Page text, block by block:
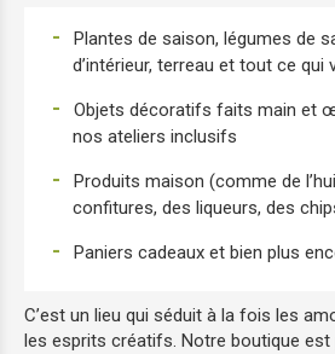
Plantes de saison, légumes de
d’intérieur, terreau et tout ce qui
Objets décoratifs faits main et
nos ateliers inclusifs
Produits maison (comme de
confitures, des liqueurs, des
Paniers cadeaux et bien plus
C’est un lieu qui séduit à la fois les
les esprits créatifs. Notre boutique